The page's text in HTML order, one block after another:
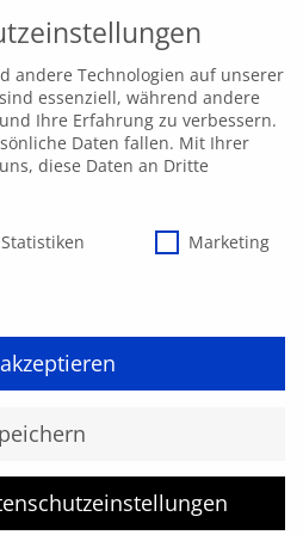
und
andere Technologien auf unserer
essenziell, während andere
Ihre Erfahrung zu verbessern.
Daten fallen. Mit Ihrer
diese Daten an Dritte
Statistiken
Marketing